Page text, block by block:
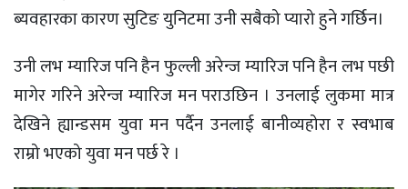
ब्यवहारका कारण सुटिङ युनिटमा उनी सबैको प्यारो हुने गर्छिन।
उनी लभ म्यारिज पनि हैन फुल्ली अरेन्ज म्यारिज पनि हैन लभ पछी
मागेर गरिने अरेन्ज म्यारिज मन पराउछिन । उनलाई लुकमा मात्र
देखिने ह्यान्डसम युवा मन पर्दैन उनलाई बानीव्यहोरा र स्वभाब
राम्रो भएको युवा मन पर्छ रे ।